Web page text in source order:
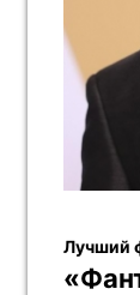
Лучший